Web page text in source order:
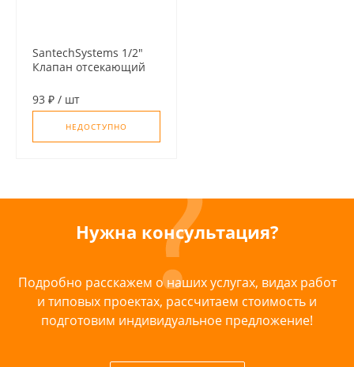
SantechSystems 1/2"
Клапан отсекающий
уплотнением
93 ₽ / шт
НЕДОСТУПНО
Нужна консультация?
Подробно расскажем о наших услугах, видах работ
и типовых проектах, рассчитаем стоимость и
подготовим индивидуальное предложение!